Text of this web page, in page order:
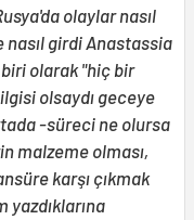
olaylar nasıl
girdi Anastassia
olarak "hiç bir
olsaydı geceye
-süreci ne olursa
malzeme olması,
karşı çıkmak
yazdıklarına